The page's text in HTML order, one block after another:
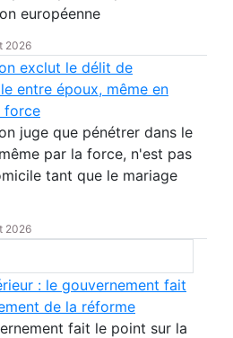
européenne
2026
exclut le délit de
entre époux, même en
force
juge que pénétrer dans le
par la force, n'est pas
tant que le mariage
2026
: le gouvernement fait
de la réforme
fait le point sur la